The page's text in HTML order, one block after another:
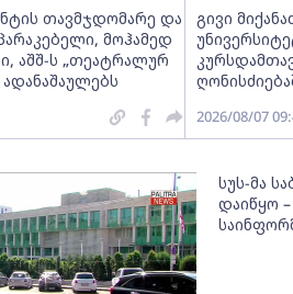
თავმჯდომარე და
მოჰამედ
აშშ-ს „თეატრალურ
გივი
2026/08/07
სუს-მა
დაიწყო